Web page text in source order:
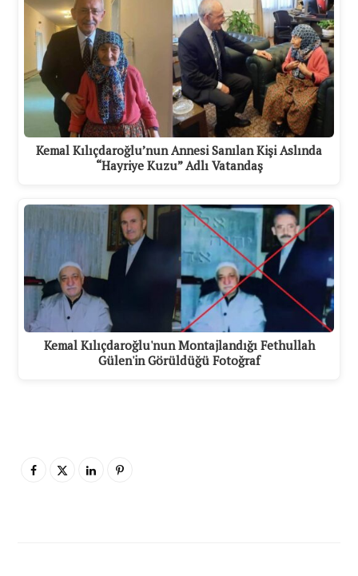
Kemal Kılıçdaroğlu’nun Annesi Sanılan Kişi Aslında
“Hayriye Kuzu” Adlı Vatandaş
Kemal Kılıçdaroğlu'nun Montajlandığı Fethullah
Gülen'in Görüldüğü Fotoğraf